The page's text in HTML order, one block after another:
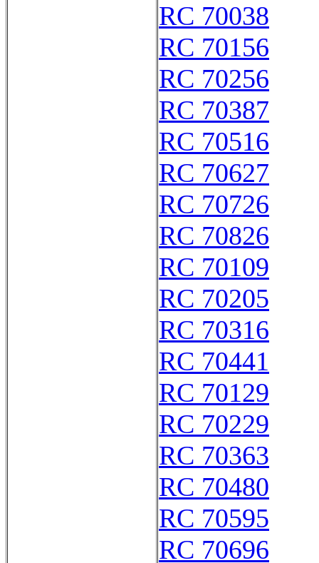
RC 70038
RC 70156
RC 70256
RC 70387
RC 70516
RC 70627
RC 70726
RC 70826
RC 70109
RC 70205
RC 70316
RC 70441
RC 70129
RC 70229
RC 70363
RC 70480
RC 70595
RC 70696